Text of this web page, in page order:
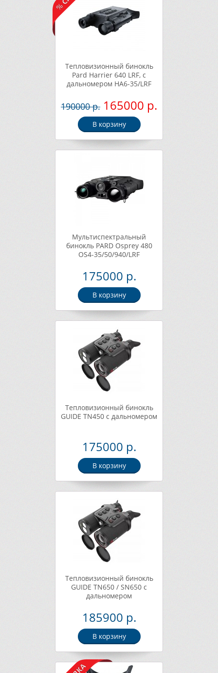
Тепловизионный бинокль
Pard Harrier 640 LRF, с
дальномером HA6-35/LRF
190000 р. 165000 р.
В корзину
Мультиспектральный
бинокль PARD Osprey 480
OS4-35/50/940/LRF
175000 р.
В корзину
Тепловизионный бинокль
GUIDE TN450 с дальномером
175000 р.
В корзину
Тепловизионный бинокль
GUIDE TN650 / SN650 с
дальномером
185900 р.
В корзину